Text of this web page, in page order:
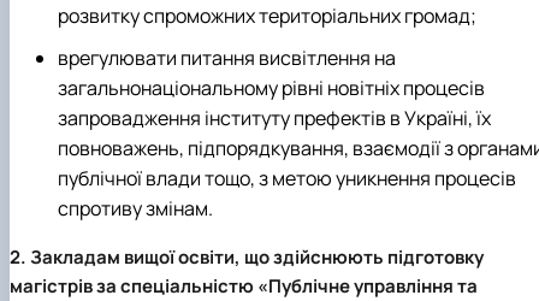
розвитку спроможних територіальних громад;
врегулювати питання висвітлення на
загальнонаціональному рівні новітніх процесів
запровадження інституту префектів в Україні, їх
повноважень, підпорядкування, взаємодії з
публічної влади тощо, з метою уникнення процесів
спротиву змінам.
2. Закладам вищої освіти, що здійснюють підготовку
магістрів за спеціальністю «Публічне управління та